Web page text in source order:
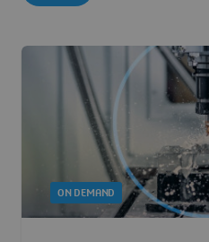
ON DEMAND